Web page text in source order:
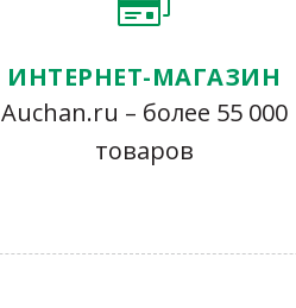
ИНТЕРНЕТ-МАГАЗИН
Auchan.ru – более 55 000
товаров